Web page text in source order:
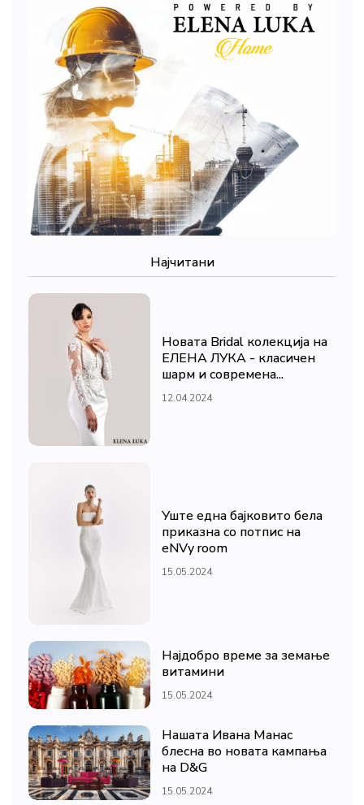
Најчитани
Новата Bridal колекција на
ЕЛЕНА ЛУКА - класичен
шарм и современа...
12.04.2024
Уште една бајковито бела
приказна со потпис на
eNVy room
15.05.2024
Најдобро време за земање
витамини
15.05.2024
Нашата Ивана Манас
блесна во новата кампања
на D&G
15.05.2024